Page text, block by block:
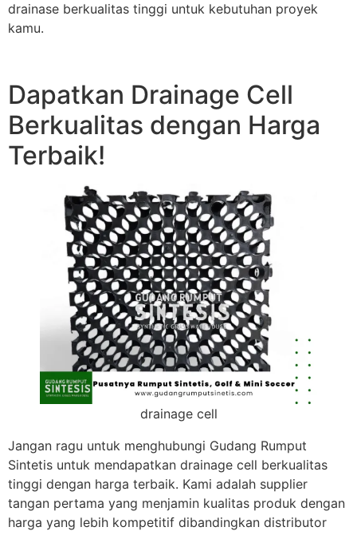
drainase berkualitas tinggi untuk kebutuhan proyek
kamu.
Dapatkan Drainage Cell
Berkualitas dengan Harga
Terbaik!
drainage cell
Jangan ragu untuk menghubungi Gudang Rumput
Sintetis untuk mendapatkan drainage cell berkualitas
tinggi dengan harga terbaik. Kami adalah supplier
tangan pertama yang menjamin kualitas produk dengan
harga yang lebih kompetitif dibandingkan distributor